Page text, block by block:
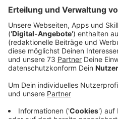
besorgten Bürgern
Die Bürgerwehren sind seit
Städten und Gemeinden
NRW-Innenministerium.
und Rocker sind dabei –
Herbert Reul hatte im